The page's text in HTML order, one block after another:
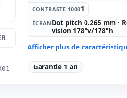
CONTRASTE 10001
ÉCRAN Dot pitch 0.265 mm ·
vision 178°v/178°h
Afficher plus de
IPS 23 '' FullHD avec Haut-
· 16: 9 · Résolution 1920x1080
Garantie 1 an